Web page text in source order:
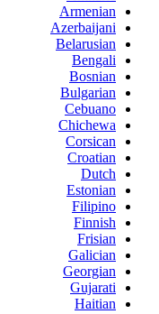
Armenian
Azerbaijani
Belarusian
Bengali
Bosnian
Bulgarian
Cebuano
Chichewa
Corsican
Croatian
Dutch
Estonian
Filipino
Finnish
Frisian
Galician
Georgian
Gujarati
Haitian